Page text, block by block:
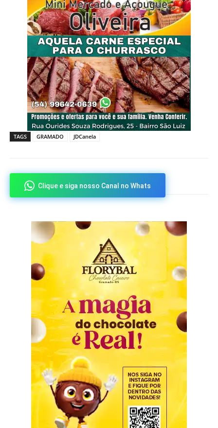
TAGS GRAMADO JDCanela
Clique e siga nosso Canal no Whats